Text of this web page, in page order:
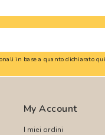
in base a quanto dichiaratoqui
My Account
I miei ordini